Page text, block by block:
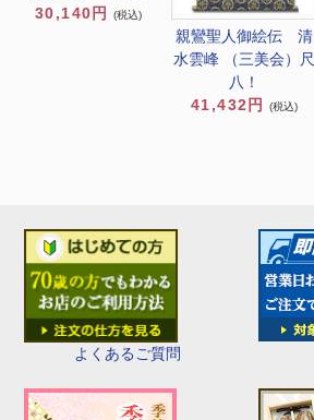
よくあるご質問
30,140円
(税込)
親鸞聖人御絵伝 清
水雲峰 （三美会）尺
八！
41,432円
(税込)